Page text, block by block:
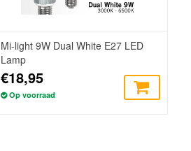
Mi-light 9W Dual White E27 LED
Lamp
€18,95
Op voorraad